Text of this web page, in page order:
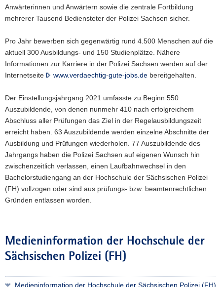
Anwärterinnen und Anwärtern sowie die zentrale Fortbildung
mehrerer Tausend Bediensteter der Polizei Sachsen sicher.
Pro Jahr bewerben sich gegenwärtig rund 4.500 Menschen auf die
aktuell 300 Ausbildungs- und 150 Studienplätze. Nähere
Informationen zur Karriere in der Polizei Sachsen werden auf der
Internetseite
www.verdaechtig-gute-jobs.de bereitgehalten.
Der Einstellungsjahrgang 2021 umfasste zu Beginn 550
Auszubildende, von denen nunmehr 410 nach erfolgreichem
Abschluss aller Prüfungen das Ziel in der Regelausbildungszeit
erreicht haben. 63 Auszubildende werden einzelne Abschnitte der
Ausbildung und Prüfungen wiederholen. 77 Auszubildende des
Jahrgangs haben die Polizei Sachsen auf eigenen Wunsch hin
zwischenzeitlich verlassen, einen Laufbahnwechsel in den
Bachelorstudiengang an der Hochschule der Sächsischen Polizei
(FH) vollzogen oder sind aus prüfungs- bzw. beamtenrechtlichen
Gründen entlassen worden.
Medieninformation der Hochschule der
Sächsischen Polizei (FH)
Medieninformation der Hochschule der Sächsischen Polizei (FH)